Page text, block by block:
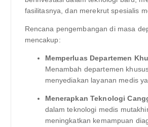
fasilitasnya, dan merekrut spesialis
Rencana pengembangan di masa
mencakup:
Memperluas Departemen
Menambah departemen
menyediakan layanan medis
Menerapkan Teknologi
dalam teknologi medis
meningkatkan kemampuan